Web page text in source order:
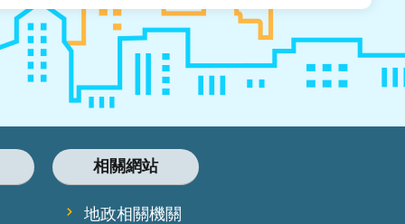
相關網站
地政相關機關